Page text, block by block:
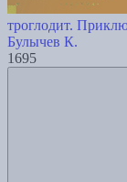
троглодит.
Булычев К.
1695